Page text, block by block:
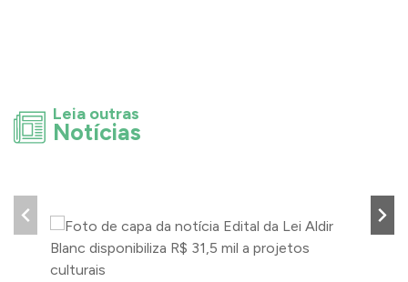
Leia outras
Notícias